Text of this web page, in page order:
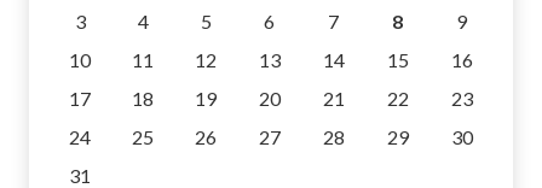
3
4 5 6 7 8
9
10
11 12 13 14 15
16
17
18 19 20 21 22
23
24
25 26 27 28 29
30
31